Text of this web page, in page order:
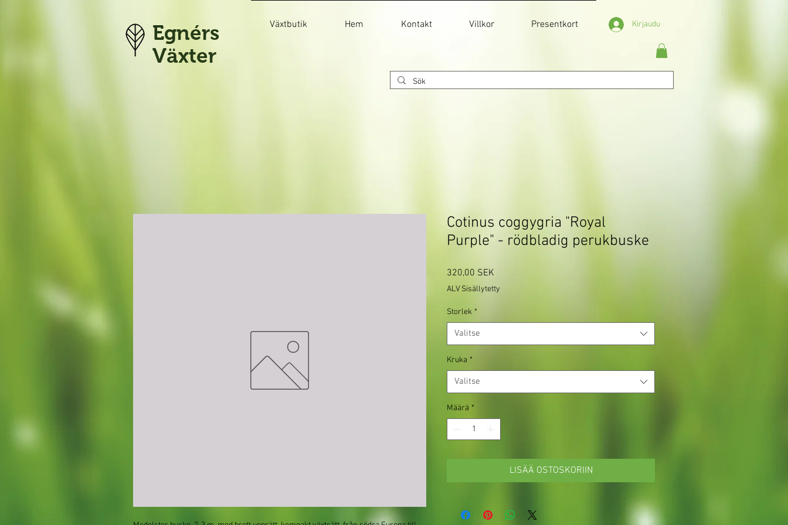
Egnérs
Växter
Växtbutik Hem Kontakt Villkor Presentkort Kirjaudu
Cotinus coggygria "Royal
Purple" - rödbladig perukbuske
320,00 SEK
ALV Sisällytetty
Storlek *
Valitse
Kruka *
Valitse
Määrä *
LISÄÄ OSTOSKORIIN